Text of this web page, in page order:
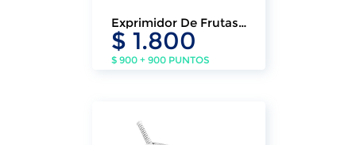
Exprimidor De Frutas
Arno
$ 1.800
$ 900 + 900 PUNTOS